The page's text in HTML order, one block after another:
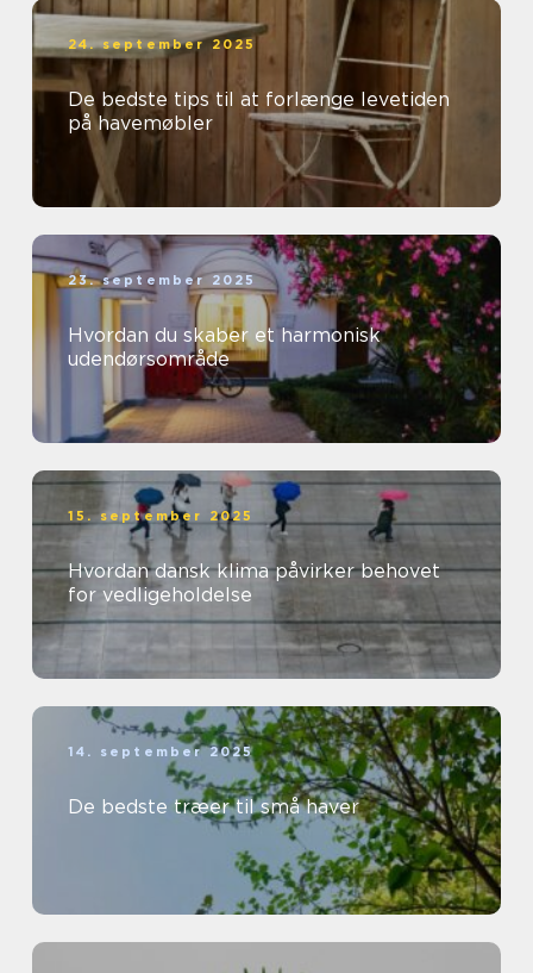
24. september 2025
De bedste tips til at forlænge levetiden
på havemøbler
23. september 2025
Hvordan du skaber et harmonisk
udendørsområde
15. september 2025
Hvordan dansk klima påvirker behovet
for vedligeholdelse
14. september 2025
De bedste træer til små haver